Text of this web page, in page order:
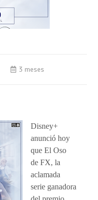
3 meses
Disney+
anunció hoy
que El Oso
de FX, la
aclamada
serie ganadora